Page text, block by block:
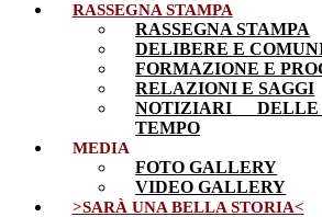
RASSEGNA STAMPA
RASSEGNA STAMPA
DELIBERE E
FORMAZIONE E
RELAZIONI E SAGGI
NOTIZIARI
TEMPO
MEDIA
FOTO GALLERY
VIDEO GALLERY
>SARÀ UNA BELLA STORIA<